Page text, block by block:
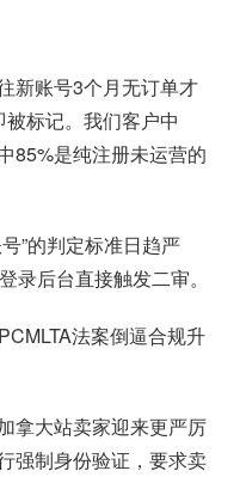
新账号3个月无订单才
标记。我们客户中
85%是纯注册未运营的
”的判定标准日趋严
录后台直接触发二审。
法案倒逼合规升
拿大站卖家迎来更严厉
强制身份验证，要求卖